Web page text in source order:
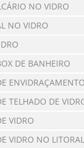
NO VIDRO
NO VIDRO
DE BANHEIRO
TELHADO DE
VIDRO
VIDRO NO LITORAL